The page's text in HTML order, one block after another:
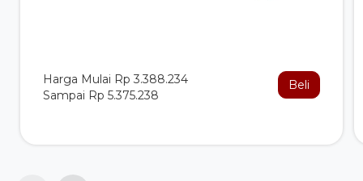
Harga Mulai Rp 3.388.234
Sampai Rp 5.375.238
Beli